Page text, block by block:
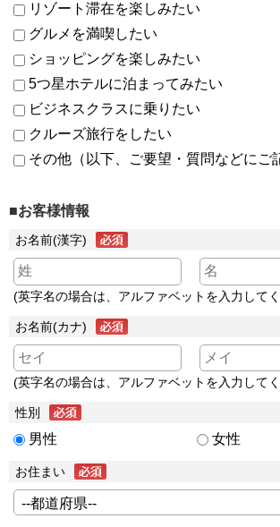
リゾート滞在を楽しみたい
グルメを満喫したい
ショッピングを楽しみたい
5つ星ホテルに泊まってみたい
ビジネスクラスに乗りたい
クルーズ旅行をしたい
その他（以下、ご要望・質問などにご
■お客様情報
お名前(漢字)
(英字名の場合は、アルファベットを入力して
お名前(カナ)
(英字名の場合は、アルファベットを入力して
性別
男性 女性
お住まい